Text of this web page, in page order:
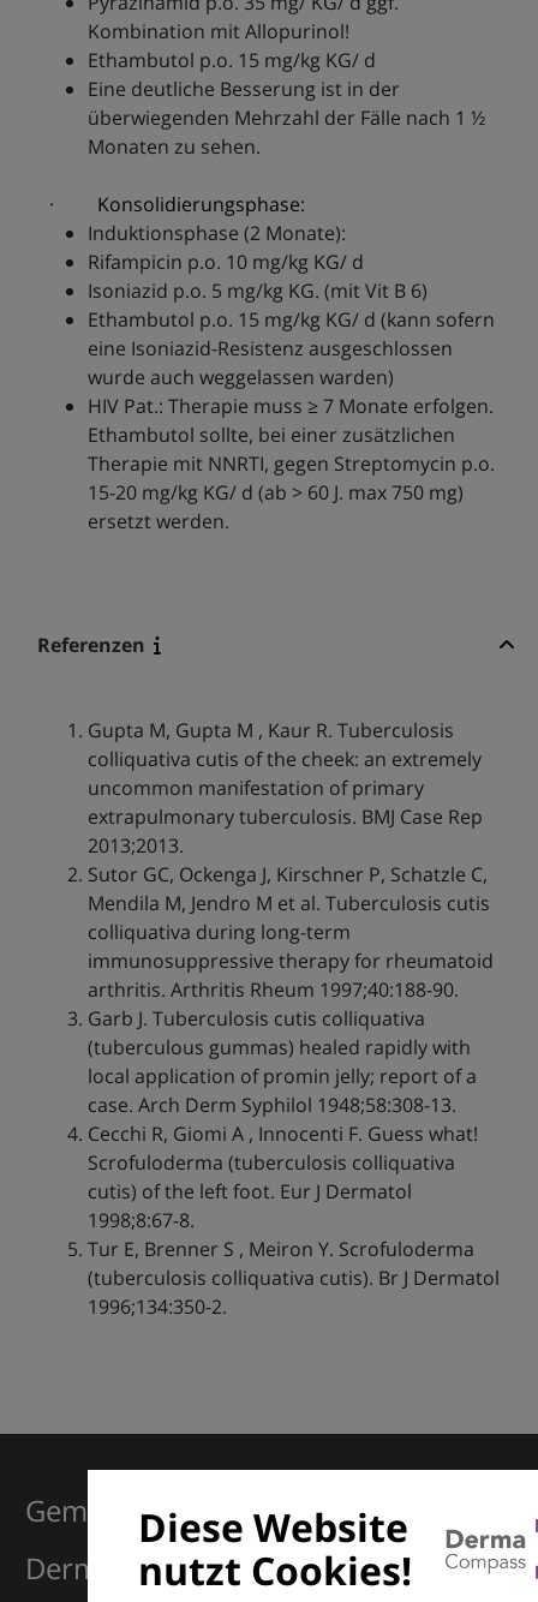
Kombination mit Allopurinol!
Ethambutol p.o. 15 mg/kg KG/ d
Eine deutliche Besserung ist in der
überwiegenden Mehrzahl der Fälle nach 1 ½
Monaten zu sehen.
· Konsolidierungsphase:
Induktionsphase (2 Monate):
Rifampicin p.o. 10 mg/kg KG/ d
Isoniazid p.o. 5 mg/kg KG. (mit Vit B 6)
Ethambutol p.o. 15 mg/kg KG/ d (kann sofern
eine Isoniazid-Resistenz ausgeschlossen
wurde auch weggelassen warden)
HIV Pat.: Therapie muss ≥ 7 Monate erfolgen.
Ethambutol sollte, bei einer zusätzlichen
Therapie mit NNRTI, gegen Streptomycin p.o.
15-20 mg/kg KG/ d (ab > 60 J. max 750 mg)
ersetzt werden.
Referenzen
Gupta M, Gupta M , Kaur R. Tuberculosis
colliquativa cutis of the cheek: an extremely
uncommon manifestation of primary
extrapulmonary tuberculosis. BMJ Case Rep
2013;2013.
Sutor GC, Ockenga J, Kirschner P, Schatzle C,
Mendila M, Jendro M et al. Tuberculosis cutis
colliquativa during long-term
immunosuppressive therapy for rheumatoid
arthritis. Arthritis Rheum 1997;40:188-90.
Garb J. Tuberculosis cutis colliquativa
(tuberculous gummas) healed rapidly with
local application of promin jelly; report of a
case. Arch Derm Syphilol 1948;58:308-13.
Cecchi R, Giomi A , Innocenti F. Guess what!
Scrofuloderma (tuberculosis colliquativa
cutis) of the left foot. Eur J Dermatol
1998;8:67-8.
Tur E, Brenner S , Meiron Y. Scrofuloderma
(tuberculosis colliquativa cutis). Br J Dermatol
1996;134:350-2.
Diese Website
nutzt Cookies!
Gemeinsam für Exzellenz in der
Dermatologie